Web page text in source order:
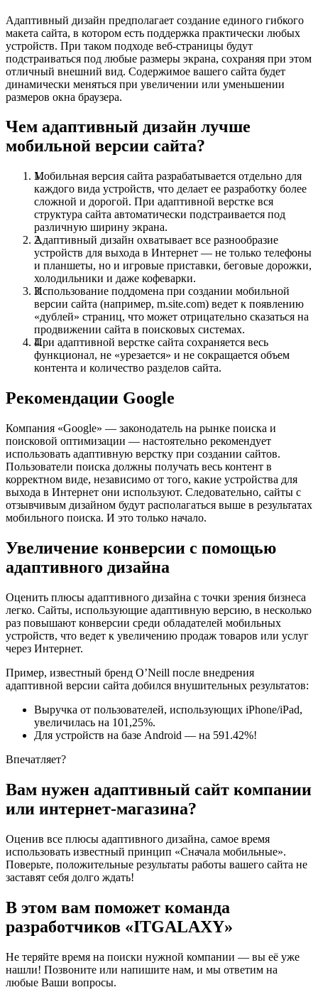
Адаптивный дизайн предполагает создание единого гибкого
макета сайта, в котором есть поддержка практически любых
устройств. При таком подходе веб-страницы будут
подстраиваться под любые размеры экрана, сохраняя при этом
отличный внешний вид. Содержимое вашего сайта будет
динамически меняться при увеличении или уменьшении
размеров окна браузера.
Чем адаптивный дизайн лучше
мобильной версии сайта?
Мобильная версия сайта разрабатывается отдельно для
каждого вида устройств, что делает ее разработку более
сложной и дорогой. При адаптивной верстке вся
структура сайта автоматически подстраивается под
различную ширину экрана.
Адаптивный дизайн охватывает все разнообразие
устройств для выхода в Интернет — не только телефоны
и планшеты, но и игровые приставки, беговые дорожки,
холодильники и даже кофеварки.
Использование поддомена при создании мобильной
версии сайта (например, m.site.com) ведет к появлению
«дублей» страниц, что может отрицательно сказаться на
продвижении сайта в поисковых системах.
При адаптивной верстке сайта сохраняется весь
функционал, не «урезается» и не сокращается объем
контента и количество разделов сайта.
Рекомендации Google
Компания «Google» — законодатель на рынке поиска и
поисковой оптимизации — настоятельно рекомендует
использовать адаптивную верстку при создании сайтов.
Пользователи поиска должны получать весь контент в
корректном виде, независимо от того, какие устройства для
выхода в Интернет они используют. Следовательно, сайты с
отзывчивым дизайном будут располагаться выше в результатах
мобильного поиска. И это только начало.
Увеличение конверсии с помощью
адаптивного дизайна
Оценить плюсы адаптивного дизайна с точки зрения бизнеса
легко. Сайты, использующие адаптивную версию, в несколько
раз повышают конверсии среди обладателей мобильных
устройств, что ведет к увеличению продаж товаров или услуг
через Интернет.
Пример, известный бренд O’Neill после внедрения
адаптивной версии сайта добился внушительных результатов:
Выручка от пользователей, использующих iPhone/iPаd,
увеличилась на 101,25%.
Для устройств на базе Android — на 591.42%!
Впечатляет?
Вам нужен адаптивный сайт компании
или интернет-магазина?
Оценив все плюсы адаптивного дизайна, самое время
использовать известный принцип «Сначала мобильные».
Поверьте, положительные результаты работы вашего сайта не
заставят себя долго ждать!
В этом вам поможет команда
разработчиков «ITGALAXY»
Не теряйте время на поиски нужной компании — вы её уже
нашли! Позвоните или напишите нам, и мы ответим на
любые Ваши вопросы.